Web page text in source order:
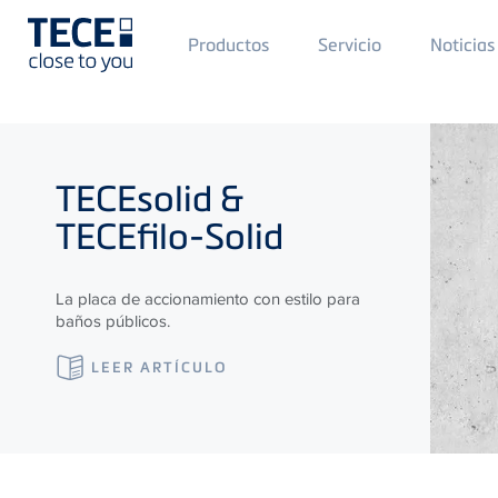
Main
Menü
Productos Servicio Noticias
TECEsolid &
TECEfilo-Solid
La placa de accionamiento con estilo para
baños públicos.
LEER ARTÍCULO